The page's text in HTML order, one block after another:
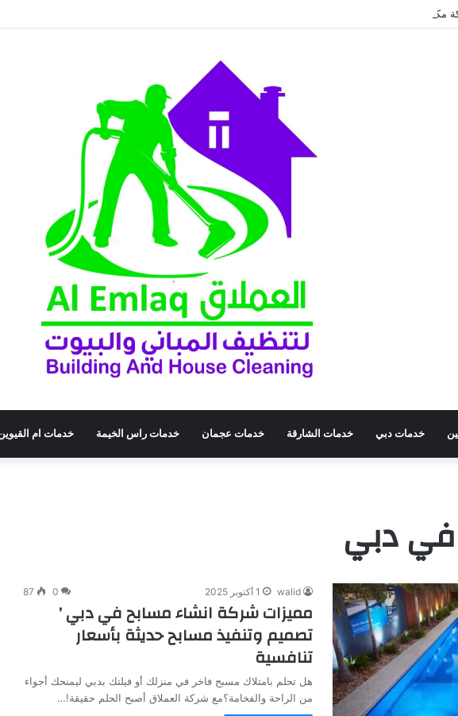
النمل الابيض في العين 2026
خدمات دبي خدمات الشارقة خدمات عجمان خدمات راس الخيمة خدمات ام
في دبي
walid 1 أكتوبر 2025 0
87
مميزات شركة انشاء مسابح في دبي ’
تصميم وتنفيذ مسابح حديثة بأسعار
تنافسية
هل تحلم بامتلاك مسبح فاخر في منزلك أو فيلتك بدبي ليمنحك أجواء
من الراحة والفخامة؟مع شركة العملاق أصبح الحلم حقيقة!…